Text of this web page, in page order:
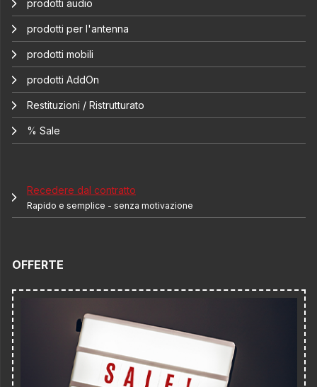
prodotti audio
prodotti per l'antenna
prodotti mobili
prodotti AddOn
Restituzioni / Ristrutturato
% Sale
Recedere dal contratto
Rapido e semplice - senza motivazione
OFFERTE